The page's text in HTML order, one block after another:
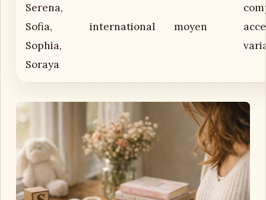
Serena,
Sofia,
Sophia,
Soraya
international moyen